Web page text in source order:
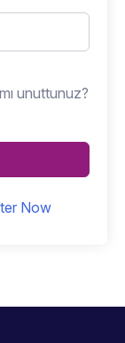
unuttunuz?
Now